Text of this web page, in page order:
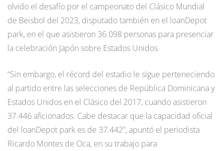
olvido el desafío por el campeonato del Clásico Mundial
de Beisbol del 2023, disputado también en el loanDepot
park, en el que asistieron 36.098 personas para presenciar
la celebración Japón sobre Estados Unidos.
“Sin embargo, el récord del estadio le sigue perteneciendo
al partido entre las selecciones de República Dominicana y
Estados Unidos en el Clásico del 2017, cuando asistieron
37.446 aficionados. Cabe destacar que la capacidad oficial
del loanDepot park es de 37.442”, apuntó el periodista
Ricardo Montes de Oca, en su trabajo para